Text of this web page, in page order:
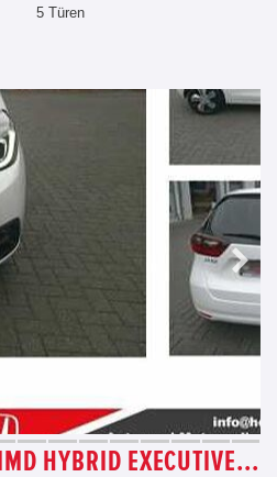
5 Türen
HYBRID EXECUTIVE...